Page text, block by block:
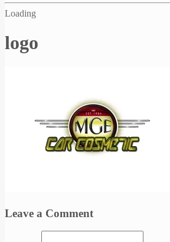
Loading
logo
Leave a Comment